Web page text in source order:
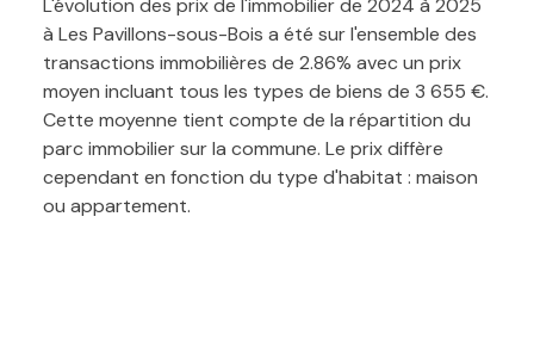
L'évolution des prix de l'immobilier de 2024 à 2025
à Les Pavillons-sous-Bois a été sur l'ensemble des
transactions immobilières de 2.86% avec un prix
moyen incluant tous les types de biens de 3 655 €.
Cette moyenne tient compte de la répartition du
parc immobilier sur la commune. Le prix diffère
cependant en fonction du type d'habitat : maison
ou appartement.